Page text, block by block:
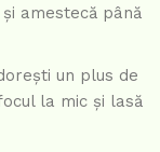
amestecă până
un plus de
la mic și lasă